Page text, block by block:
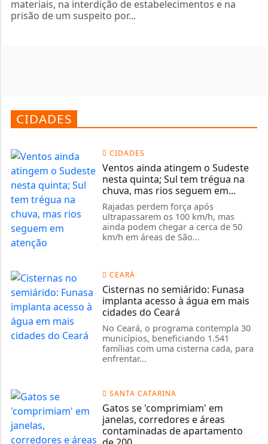
materiais, na interdição de estabelecimentos e na
prisão de um suspeito por...
CIDADES
CIDADES
Ventos ainda atingem o Sudeste
nesta quinta; Sul tem trégua na
chuva, mas rios seguem em...
Rajadas perdem força após
ultrapassarem os 100 km/h, mas
ainda podem chegar a cerca de 50
km/h em áreas de São...
CEARÁ
Cisternas no semiárido: Funasa
implanta acesso à água em mais
cidades do Ceará
No Ceará, o programa contempla 30
municípios, beneficiando 1.541
famílias com uma cisterna cada, para
enfrentar...
SANTA CATARINA
Gatos se 'comprimiam' em
janelas, corredores e áreas
contaminadas de apartamento